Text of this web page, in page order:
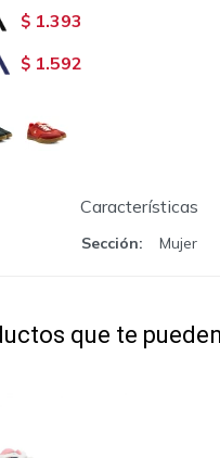
$ 1.393
$ 1.592
Características
Sección Mujer
que te